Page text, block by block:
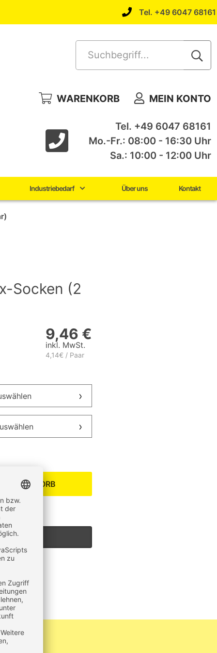
Tel. +49 6047 68161
Suchbegriff...
WARENKORB MEIN KONTO
Tel. +49 6047 68161
Mo.-Fr.: 08:00 - 16:30 Uhr
Sa.: 10:00 - 12:00 Uhr
Industriebedarf Über uns Kontakt
Socken (2
9,46 €
inkl. MwSt.
4,14€ / Paar
WARENKORB
Produkt?